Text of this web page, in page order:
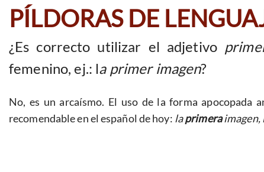
PÍLDORAS DE
¿Es correcto utilizar el adjetivo
femenino, ej.: la primer imagen?
No, es un arcaísmo. El uso de la forma
recomendable en el español de hoy: laprimeraimagen,